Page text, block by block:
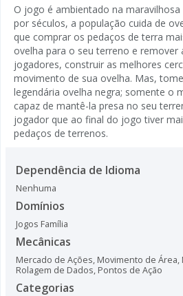
O jogo é ambientado na maravilhosa
por séculos, a população cuida de
que comprar os pedaços de terra
ovelha para o seu terreno e remover
jogadores, construir as melhores
movimento de sua ovelha. Mas,
legendária ovelha negra; somente o
capaz de mantê-la presa no seu
jogador que ao final do jogo tiver
pedaços de terrenos.
Dependência de Idioma
Nenhuma
Domínios
Jogos Família
Mecânicas
Mercado de Ações, Movimento de Área,
Rolagem de Dados, Pontos de Ação
Categorias